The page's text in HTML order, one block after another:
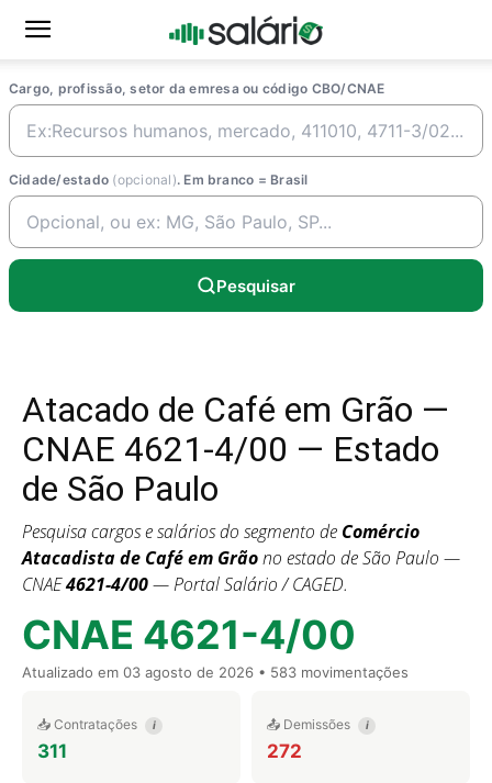
Cargo, profissão, setor da emresa ou código CBO/CNAE
Cidade/estado (opcional). Em branco = Brasil
Pesquisar
Atacado de Café em Grão —
CNAE 4621-4/00 — Estado
de São Paulo
Pesquisa cargos e salários do segmento de Comércio
Atacadista de Café em Grãono estado de São Paulo —
CNAE4621-4/00— Portal Salário / CAGED.
CNAE 4621-4/00
Atualizado em 03 agosto de 2026 • 583 movimentações
📥 Contratações i
311
📤 Demissões i
272